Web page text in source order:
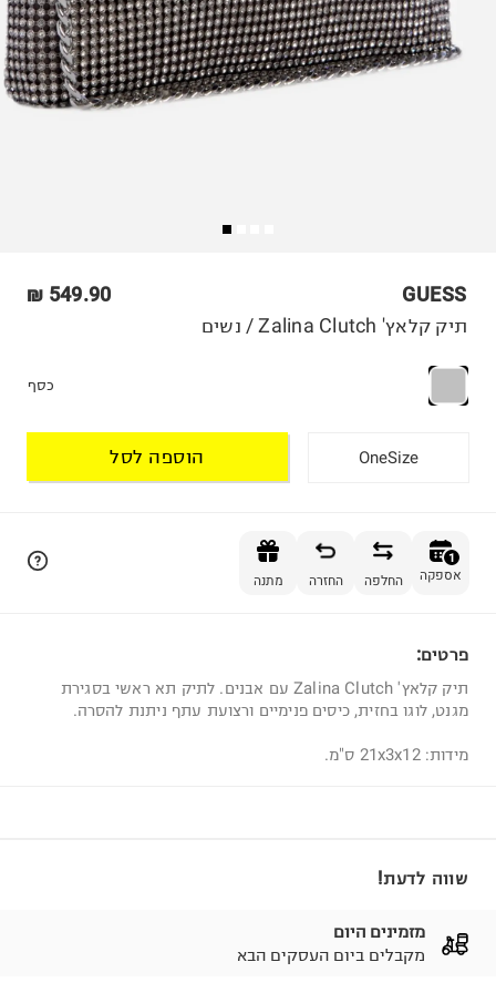
GUESS
549.90 ₪
תיק קלאץ' Zalina Clutch / נשים
כסף
OneSize הוספה לסל
1
אספקה החלפה החזרה מתנה
פרטים:
תיק קלאץ' Zalina Clutch עם אבנים. לתיק תא ראשי בסגירת
מגנט, לוגו בחזית, כיסים פנימיים ורצועת עתף ניתנת להסרה.
מידות: 21x3x12 ס"מ.
שווה לדעת!
מזמינים היום
מקבלים ביום העסקים הבא